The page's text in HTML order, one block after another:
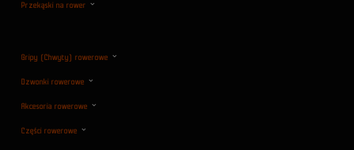
Przekąski na rower
Gripy (Chwyty) rowerowe
Dzwonki rowerowe
Akcesoria rowerowe
Części rowerowe